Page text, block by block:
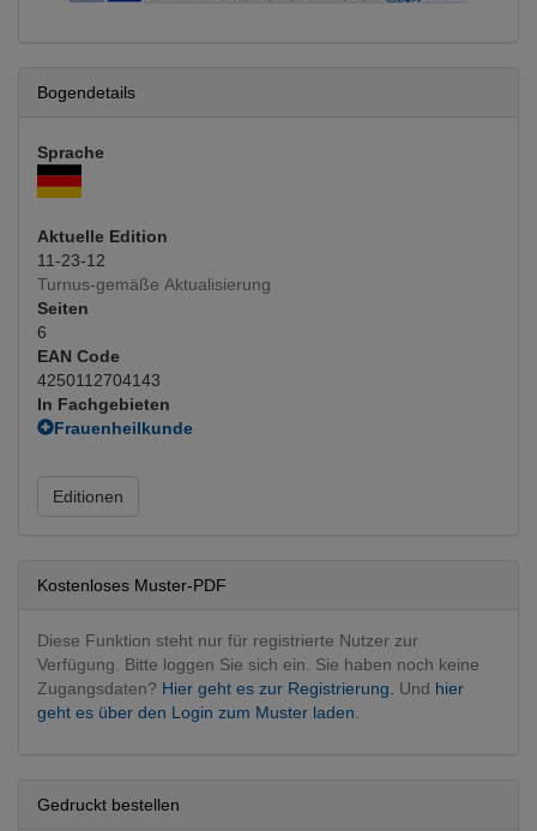
Bogendetails
Sprache
Aktuelle Edition
11-23-12
Turnus-gemäße Aktualisierung
Seiten
6
EAN Code
4250112704143
In Fachgebieten
Frauenheilkunde
Gynäkologie
Editionen
Kostenloses Muster-PDF
Diese Funktion steht nur für registrierte Nutzer zur
Verfügung. Bitte loggen Sie sich ein. Sie haben noch keine
Zugangsdaten? Hier geht es zur Registrierung. Und hier
geht es über den Login zum Muster laden.
Gedruckt bestellen